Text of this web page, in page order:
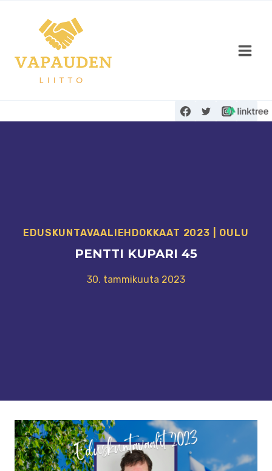
sisältöön
EDUSKUNTAVAALI­EHDOKKAAT 2023 OULU
PENTTI KUPARI 45
30. tammikuuta 2023